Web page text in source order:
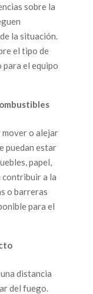
sobre la
la situación.
el tipo de
el equipo
mover o alejar
puedan estar
papel,
a la
o barreras
para el
distancia
del fuego.